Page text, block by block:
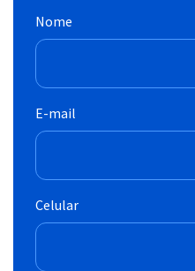
Nome
E-mail
Celular